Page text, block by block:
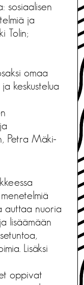
sosiaalisen
ja
Tolin;
omaa
keskustelua
Petra Mäki-
auttaa nuoria
lisäämään
Lisäksi
oppivat